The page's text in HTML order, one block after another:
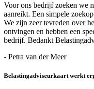
Voor ons bedrijf zoeken we
aanreikt. Een simpele
We zijn zeer tevreden over
ontvingen en hebben een
bedrijf. Bedankt
- Petra van der Meer
Belastingadviseurkaart werkt